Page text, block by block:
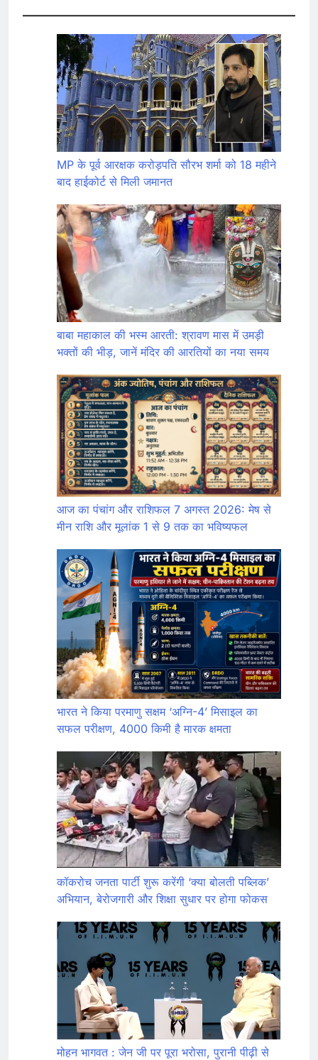
MP के पूर्व आरक्षक करोड़पति सौरभ शर्मा को 18 महीने
बाद हाईकोर्ट से मिली जमानत
बाबा महाकाल की भस्म आरती: श्रावण मास में उमड़ी
भक्तों की भीड़, जानें मंदिर की आरतियों का नया समय
आज का पंचांग और राशिफल 7 अगस्त 2026: मेष से
मीन राशि और मूलांक 1 से 9 तक का भविष्यफल
भारत ने किया परमाणु सक्षम ‘अग्नि-4’ मिसाइल का
सफल परीक्षण, 4000 किमी है मारक क्षमता
कॉकरोच जनता पार्टी शुरू करेंगी ‘क्या बोलती पब्लिक’
अभियान, बेरोजगारी और शिक्षा सुधार पर होगा फोकस
मोहन भागवत : जेन जी पर पूरा भरोसा, पुरानी पीढ़ी से